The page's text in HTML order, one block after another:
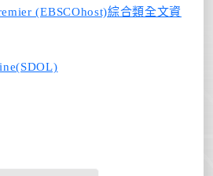
(EBSCOhost)綜合類全文資